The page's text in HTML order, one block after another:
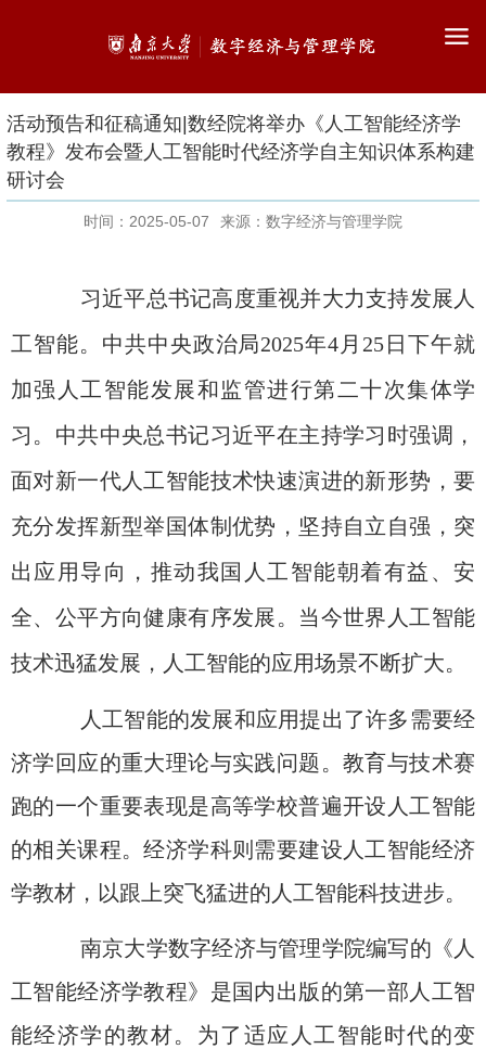
活动预告和征稿通知|数经院将举办《人工智能经济学
教程》发布会暨人工智能时代经济学自主知识体系构建
研讨会
时间：2025-05-07 来源：数字经济与管理学院
习近平总书记高度重视并大力支持发展人
工智能。中共中央政治局2025年4 月 25 日下午就
加强人工智能发展和监管进行第二十次集体学
习。中共中央总书记习近平在主持学习时强调，
面对新一代人工智能技术快速演进的新形势，要
充分发挥新型举国体制优势，坚持自立自强，突
出应用导向，推动我国人工智能朝着有益、安
全、公平方向健康有序发展。当今世界人工智能
技术迅猛发展，人工智能的应用场景不断扩大。
人工智能的发展和应用提出了许多需要经
济学回应的重大理论与实践问题。教育与技术赛
跑的一个重要表现是高等学校普遍开设人工智能
的相关课程。经济学科则需要建设人工智能经济
学教材，以跟上突飞猛进的人工智能科技进步。
南京大学数字经济与管理学院编写的《人
工智能经济学教程》是国内出版的第一部人工智
能经济学的教材。为了适应人工智能时代的变